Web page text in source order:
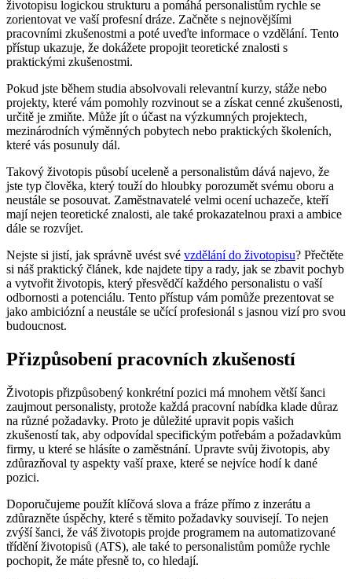
životopisu logickou strukturu a pomáhá personalistům rychle se
zorientovat ve vaší profesní dráze. Začněte s nejnovějšími
pracovními zkušenostmi a poté uveďte informace o vzdělání. Tento
přístup ukazuje, že dokážete propojit teoretické znalosti s
praktickými zkušenostmi.
Pokud jste během studia absolvovali relevantní kurzy, stáže nebo
projekty, které vám pomohly rozvinout se a získat cenné zkušenosti,
určitě je zmiňte. Může jít o účast na výzkumných projektech,
mezinárodních výměnných pobytech nebo praktických školeních,
které vás posunuly dál.
Takový životopis působí uceleně a personalistům dává najevo, že
jste typ člověka, který touží do hloubky porozumět svému oboru a
neustále se posouvat. Zaměstnavatelé velmi ocení uchazeče, kteří
mají nejen teoretické znalosti, ale také prokazatelnou praxi a ambice
dále se rozvíjet.
Nejste si jistí, jak správně uvést své vzdělání do životopisu? Přečtěte
si náš praktický článek, kde najdete tipy a rady, jak se zbavit pochyb
a vytvořit životopis, který přesvědčí každého personalistu o vaší
odbornosti a potenciálu. Tento přístup vám pomůže prezentovat se
jako ambiciózní a neustále se učící profesionál s jasnou vizí pro svou
budoucnost.
Přizpůsobení pracovních zkušeností
Životopis přizpůsobený konkrétní pozici má mnohem větší šanci
zaujmout personalisty, protože každá pracovní nabídka klade důraz
na různé požadavky. Proto je důležité upravit popis vašich
zkušeností tak, aby odpovídal specifickým potřebám a požadavkům
firmy, u které se hlásíte o zaměstnání. Upravte svůj životopis, aby
zdůrazňoval ty aspekty vaší praxe, které se nejvíce hodí k dané
pozici.
Doporučujeme použít klíčová slova a fráze přímo z inzerátu a
zdůrazněte úspěchy, které s těmito požadavky souvisejí. To nejen
zvýší šanci, že váš životopis projde programem na automatizované
třídění životopisů (ATS), ale také to personalistům pomůže rychle
pochopit, že máte přesně to, co hledají.